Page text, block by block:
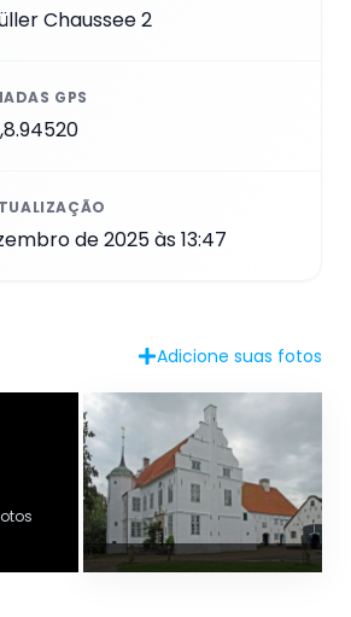
Chaussee 2
GPS
de 2025 às 13:47
Adicione suas fotos